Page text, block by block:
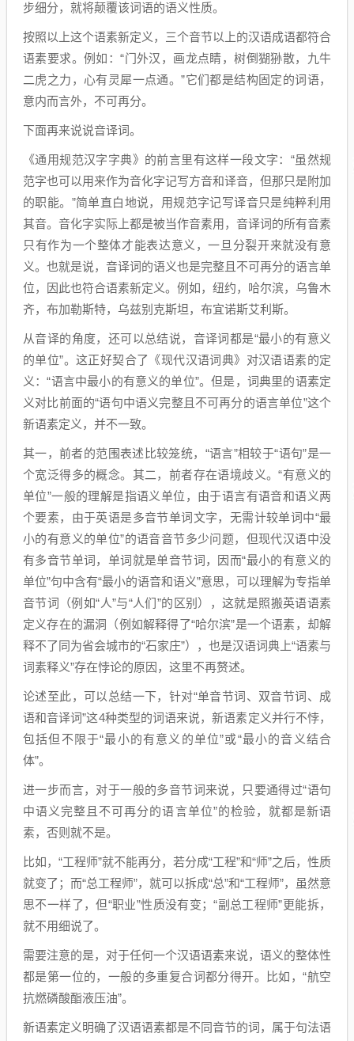
步细分，就将颠覆该词语的语义性质。
按照以上这个语素新定义，三个音节以上的汉语成语都符合
语素要求。例如：“门外汉，画龙点睛，树倒猢狲散，九牛
二虎之力，心有灵犀一点通。”它们都是结构固定的词语，
意内而言外，不可再分。
下面再来说说音译词。
《通用规范汉字字典》的前言里有这样一段文字：“虽然规
范字也可以用来作为音化字记写方音和译音，但那只是附加
的职能。”简单直白地说，用规范字记写译音只是纯粹利用
其音。音化字实际上都是被当作音素用，音译词的所有音素
只有作为一个整体才能表达意义，一旦分裂开来就没有意
义。也就是说，音译词的语义也是完整且不可再分的语言单
位，因此也符合语素新定义。例如，纽约，哈尔滨，乌鲁木
齐，布加勒斯特，乌兹别克斯坦，布宜诺斯艾利斯。
从音译的角度，还可以总结说，音译词都是“最小的有意义
的单位”。这正好契合了《现代汉语词典》对汉语语素的定
义：“语言中最小的有意义的单位”。但是，词典里的语素定
义对比前面的“语句中语义完整且不可再分的语言单位”这个
新语素定义，并不一致。
其一，前者的范围表述比较笼统，“语言”相较于“语句”是一
个宽泛得多的概念。其二，前者存在语境歧义。“有意义的
单位”一般的理解是指语义单位，由于语言有语音和语义两
个要素，由于英语是多音节单词文字，无需计较单词中“最
小的有意义的单位”的语音音节多少问题，但现代汉语中没
有多音节单词，单词就是单音节词，因而“最小的有意义的
单位”句中含有“最小的语音和语义”意思，可以理解为专指单
音节词（例如“人”与“人们”的区别），这就是照搬英语语素
定义存在的漏洞（例如解释得了“哈尔滨”是一个语素，却解
释不了同为省会城市的“石家庄”），也是汉语词典上“语素与
词素释义”存在悖论的原因，这里不再赘述。
论述至此，可以总结一下，针对“单音节词、双音节词、成
语和音译词”这4种类型的词语来说，新语素定义并行不悖，
包括但不限于“最小的有意义的单位”或“最小的音义结合
体”。
进一步而言，对于一般的多音节词来说，只要通得过“语句
中语义完整且不可再分的语言单位”的检验，就都是新语
素，否则就不是。
比如，“工程师”就不能再分，若分成“工程”和“师”之后，性质
就变了；而“总工程师”，就可以拆成“总”和“工程师”，虽然意
思不一样了，但“职业”性质没有变；“副总工程师”更能拆，
就不用细说了。
需要注意的是，对于任何一个汉语语素来说，语义的整体性
都是第一位的，一般的多重复合词都分得开。比如，“航空
抗燃磷酸酯液压油”。
新语素定义明确了汉语语素都是不同音节的词，属于句法语